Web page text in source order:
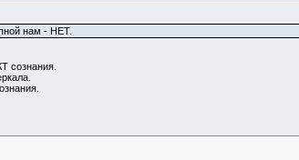
нам - НЕТ.
сознания.